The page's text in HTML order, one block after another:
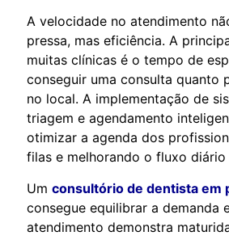
A velocidade no atendimento
pressa, mas eficiência. A
muitas clínicas é o tempo de
conseguir uma consulta quanto
no local. A implementação de
triagem e agendamento
otimizar a agenda dos
filas e melhorando o fluxo diário
Um consultório de dentista em
consegue equilibrar a demanda
atendimento demonstra